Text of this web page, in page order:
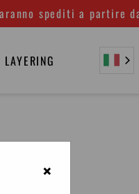
spediti a partire
LAYERING
×